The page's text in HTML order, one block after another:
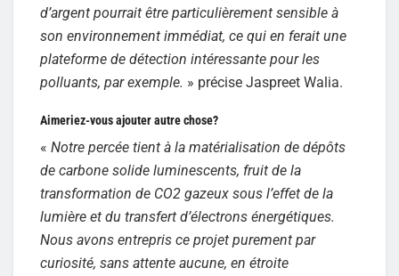
d’argent pourrait être particulièrement sensible à
son environnement immédiat, ce qui en ferait une
plateforme de détection intéressante pour les
polluants, par exemple. » précise Jaspreet Walia.
Aimeriez-vous ajouter autre chose?
« Notre percée tient à la matérialisation de dépôts
de carbone solide luminescents, fruit de la
transformation de CO2 gazeux sous l’effet de la
lumière et du transfert d’électrons énergétiques.
Nous avons entrepris ce projet purement par
curiosité, sans attente aucune, en étroite